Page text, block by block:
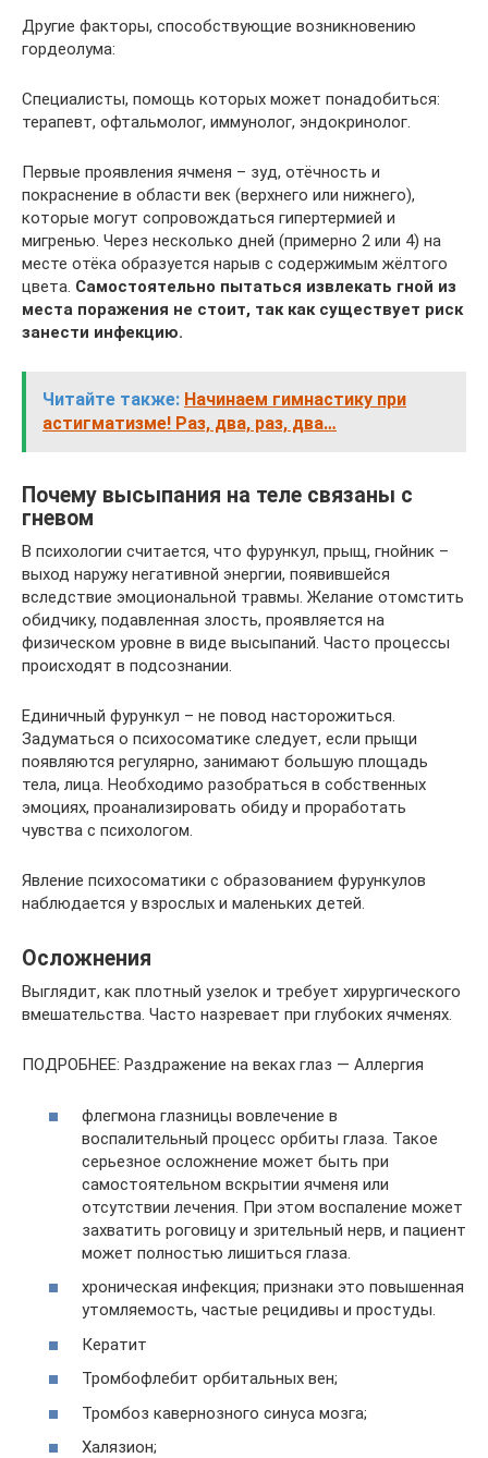
Другие факторы, способствующие возникновению
гордеолума:
Специалисты, помощь которых может понадобиться:
терапевт, офтальмолог, иммунолог, эндокринолог.
Первые проявления ячменя – зуд, отёчность и
покраснение в области век (верхнего или нижнего),
которые могут сопровождаться гипертермией и
мигренью. Через несколько дней (примерно 2 или 4) на
месте отёка образуется нарыв с содержимым жёлтого
цвета. Самостоятельно пытаться извлекать гной из
места поражения не стоит, так как существует риск
занести инфекцию.
Читайте также: Начинаем гимнастику при
астигматизме! Раз, два, раз, два…
Почему высыпания на теле связаны с
гневом
В психологии считается, что фурункул, прыщ, гнойник –
выход наружу негативной энергии, появившейся
вследствие эмоциональной травмы. Желание отомстить
обидчику, подавленная злость, проявляется на
физическом уровне в виде высыпаний. Часто процессы
происходят в подсознании.
Единичный фурункул – не повод насторожиться.
Задуматься о психосоматике следует, если прыщи
появляются регулярно, занимают большую площадь
тела, лица. Необходимо разобраться в собственных
эмоциях, проанализировать обиду и проработать
чувства с психологом.
Явление психосоматики с образованием фурункулов
наблюдается у взрослых и маленьких детей.
Осложнения
Выглядит, как плотный узелок и требует хирургического
вмешательства. Часто назревает при глубоких ячменях.
ПОДРОБНЕЕ: Раздражение на веках глаз — Аллергия
флегмона глазницы вовлечение в
воспалительный процесс орбиты глаза. Такое
серьезное осложнение может быть при
самостоятельном вскрытии ячменя или
отсутствии лечения. При этом воспаление может
захватить роговицу и зрительный нерв, и пациент
может полностью лишиться глаза.
хроническая инфекция; признаки это повышенная
утомляемость, частые рецидивы и простуды.
Кератит
Тромбофлебит орбитальных вен;
Тромбоз кавернозного синуса мозга;
Халязион;